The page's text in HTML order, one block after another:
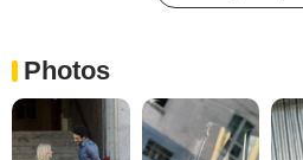
Photos